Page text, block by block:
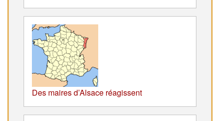
Des maires d’Alsace réagissent